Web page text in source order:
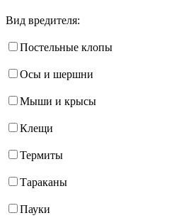
Вид вредителя:
Постельные клопы
Осы и шершни
Мыши и крысы
Клещи
Термиты
Тараканы
Пауки